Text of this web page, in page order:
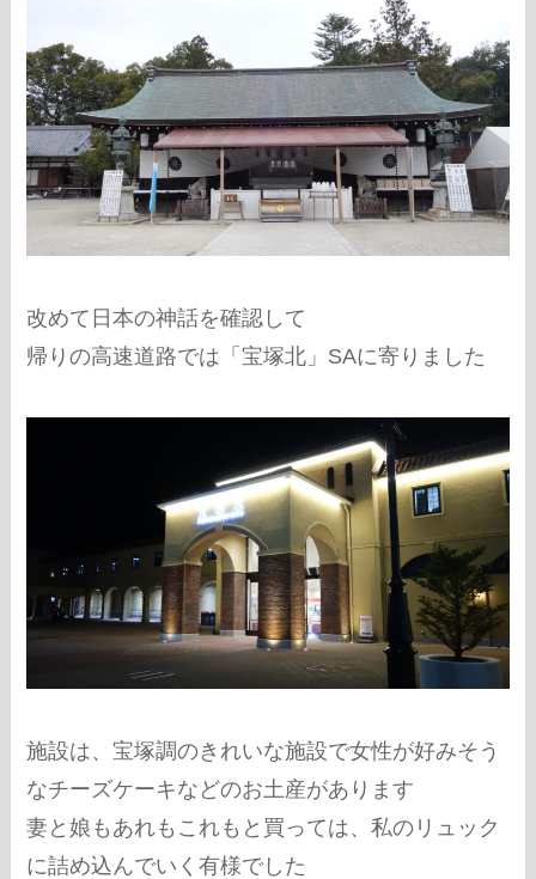
改めて日本の神話を確認して
帰りの高速道路では「宝塚北」SAに寄りました
施設は、宝塚調のきれいな施設で女性が好みそう
なチーズケーキなどのお土産があります
妻と娘もあれもこれもと買っては、私のリュック
に詰め込んでいく有様でした